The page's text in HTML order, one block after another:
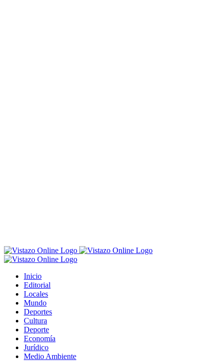
Inicio
Editorial
Locales
Mundo
Deportes
Cultura
Deporte
Economía
Jurídico
Medio Ambiente